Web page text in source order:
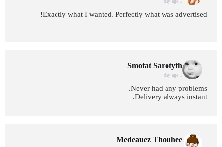
1 day age
Exactly what I wanted. Perfectly what was advertised!
Smotat Sarotyth
1 day age
Never had any problems.
Delivery always instant.
Medeauez Thouhee